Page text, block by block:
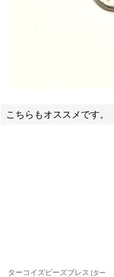
こちらもオススメです。
ターコイズビーズブレス [ター